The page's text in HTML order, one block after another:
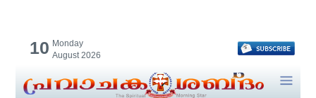
10 Monday
August 2026